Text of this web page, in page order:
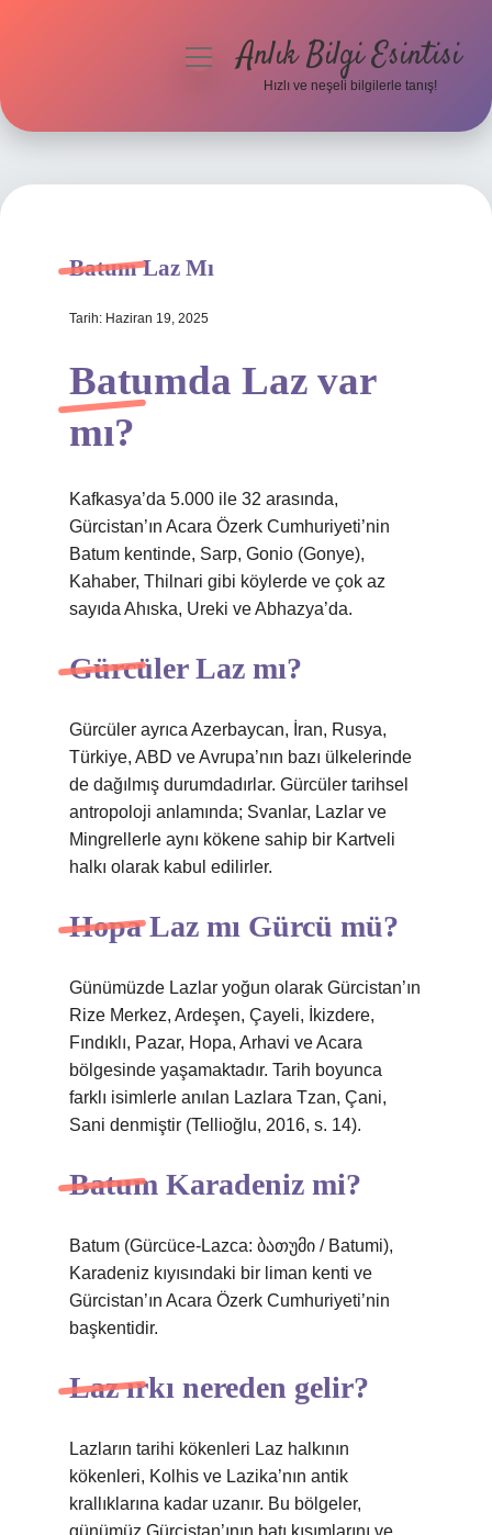
Hakkımızda
menüyüAnlık Bilgi Esintisi
Hızlı ve neşeli bilgilerle tanış!
Batum Laz Mı
Tarih: Haziran 19, 2025
Batumda Laz var
mı?
Kafkasya’da 5.000 ile 32 arasında,
Gürcistan’ın Acara Özerk Cumhuriyeti’nin
Batum kentinde, Sarp, Gonio (Gonye),
Kahaber, Thilnari gibi köylerde ve çok az
sayıda Ahıska, Ureki ve Abhazya’da.
Gürcüler Laz mı?
Gürcüler ayrıca Azerbaycan, İran, Rusya,
Türkiye, ABD ve Avrupa’nın bazı ülkelerinde
de dağılmış durumdadırlar. Gürcüler tarihsel
antropoloji anlamında; Svanlar, Lazlar ve
Mingrellerle aynı kökene sahip bir Kartveli
halkı olarak kabul edilirler.
Hopa Laz mı Gürcü mü?
Günümüzde Lazlar yoğun olarak Gürcistan’ın
Rize Merkez, Ardeşen, Çayeli, İkizdere,
Fındıklı, Pazar, Hopa, Arhavi ve Acara
bölgesinde yaşamaktadır. Tarih boyunca
farklı isimlerle anılan Lazlara Tzan, Çani,
Sani denmiştir (Tellioğlu, 2016, s. 14).
Batum Karadeniz mi?
Batum (Gürcüce-Lazca: ბათუმი / Batumi),
Karadeniz kıyısındaki bir liman kenti ve
Gürcistan’ın Acara Özerk Cumhuriyeti’nin
başkentidir.
Laz ırkı nereden gelir?
Lazların tarihi kökenleri Laz halkının
kökenleri, Kolhis ve Lazika’nın antik
krallıklarına kadar uzanır. Bu bölgeler,
günümüz Gürcistan’ının batı kısımlarını ve